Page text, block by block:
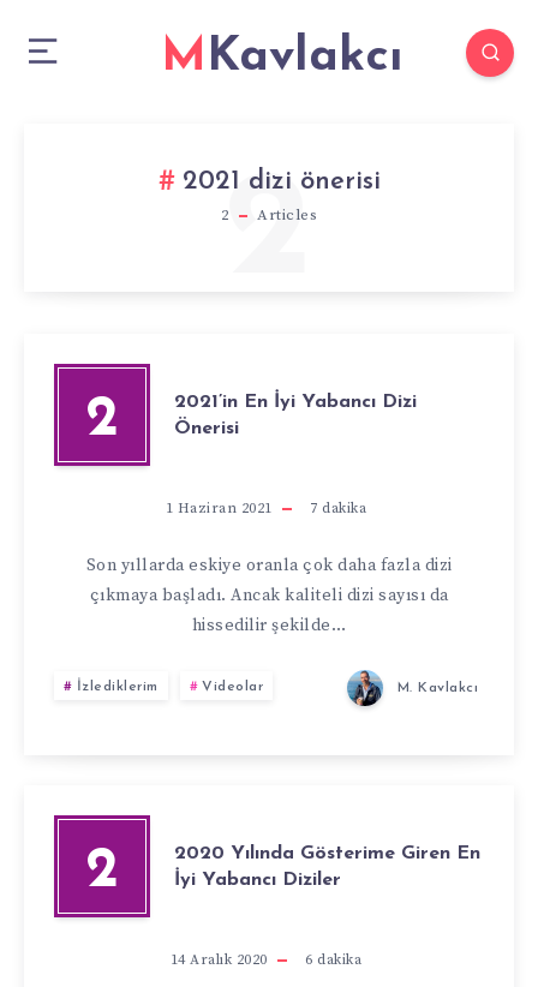
MKavlakcı
2021 dizi önerisi
2 Articles
2
2
2021’in En İyi Yabancı Dizi
Önerisi
1 Haziran 2021 7 dakika
Son yıllarda eskiye oranla çok daha fazla dizi
çıkmaya başladı. Ancak kaliteli dizi sayısı da
hissedilir şekilde…
İzlediklerim Videolar M. Kavlakcı
2
2020 Yılında Gösterime Giren En
İyi Yabancı Diziler
14 Aralık 2020 6 dakika